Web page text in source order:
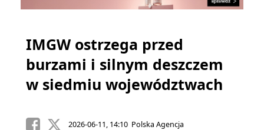
IMGW ostrzega przed
burzami i silnym deszczem
w siedmiu województwach
2026-06-11, 14:10 Polska Agencja